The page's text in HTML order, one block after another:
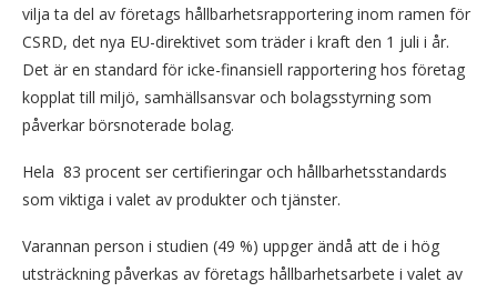
vilja ta del av företags hållbarhetsrapportering inom ramen för
CSRD, det nya EU-direktivet som träder i kraft den 1 juli i år.
Det är en standard för icke-finansiell rapportering hos företag
kopplat till miljö, samhällsansvar och bolagsstyrning som
påverkar börsnoterade bolag.
Hela 83 procent ser certifieringar och hållbarhetsstandards
som viktiga i valet av produkter och tjänster.
Varannan person i studien (49 %) uppger ändå att de i hög
utsträckning påverkas av företags hållbarhetsarbete i valet av